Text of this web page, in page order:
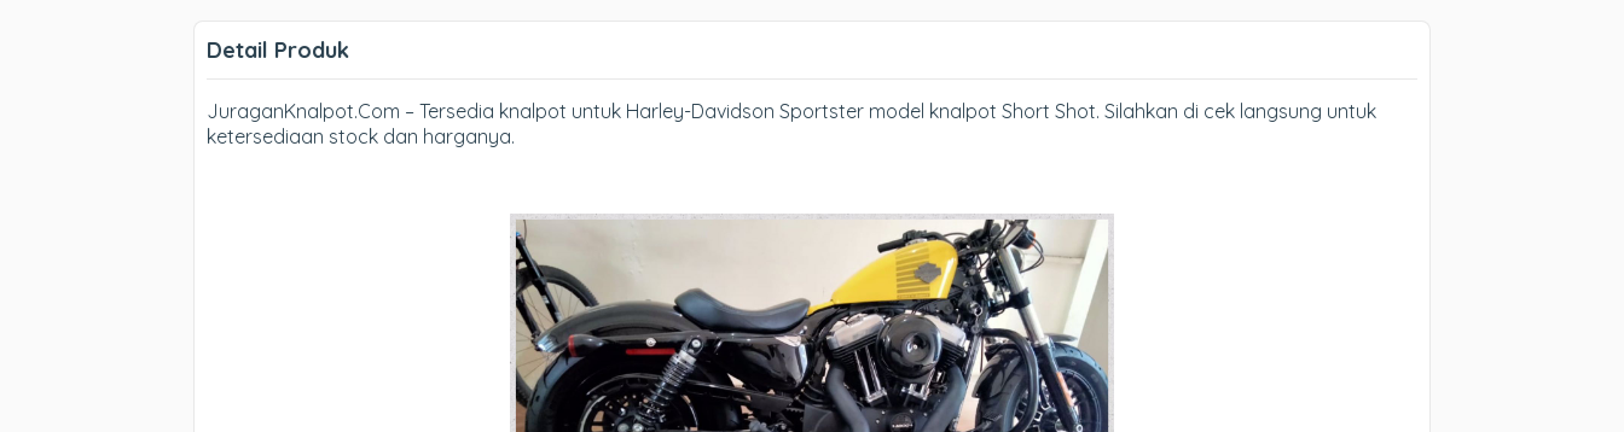
Detail Produk
JuraganKnalpot.Com – Tersedia knalpot untuk Harley-Davidson Sportster model knalpot Short Shot. Silahkan di cek langsung untuk
ketersediaan stock dan harganya.